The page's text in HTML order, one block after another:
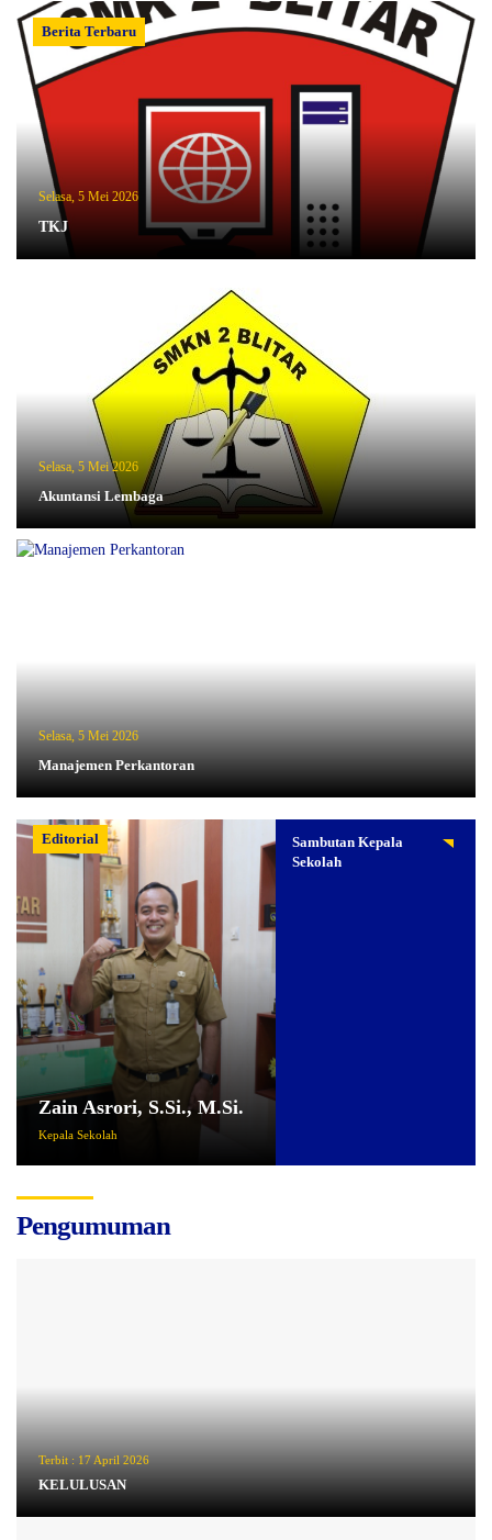
Berita Terbaru
Selasa, 5 Mei 2026
TKJ
Selasa, 5 Mei 2026
Akuntansi Lembaga
Selasa, 5 Mei 2026
Manajemen Perkantoran
Editorial
Zain Asrori, S.Si., M.Si.
Kepala Sekolah
Sambutan Kepala
Sekolah
Pengumuman
Terbit : 17 April 2026
KELULUSAN